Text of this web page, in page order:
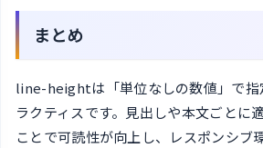
まとめ
line-heightは「単位なしの数値」で指
ラクティスです。見出しや本文ごとに
ことで可読性が向上し、レスポンシブ